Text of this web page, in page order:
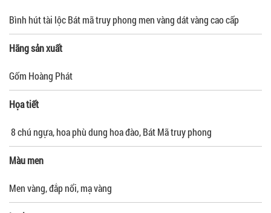
Bình hút tài lộc Bát mã truy phong men vàng dát vàng cao cấp
Hãng sản xuất
Gốm Hoàng Phát
Họa tiết
8 chú ngựa, hoa phù dung hoa đào, Bát Mã truy phong
Màu men
Men vàng, đắp nổi, mạ vàng